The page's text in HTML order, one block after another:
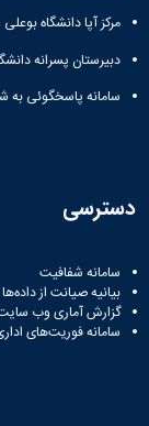
مرکز آپا دانشگاه
دبیرستان پسرانه
سامانه پاسخگوئی به
دسترسی
سامانه شفافیت
بیانیه صیانت از داده‌ها
گزارش آماری وب‌
سامانه فوریت‌های